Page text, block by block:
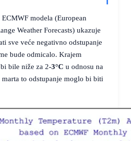
modela (European
Weather Forecasts) ukazuje
sve veće negativno odstupanje
bude odmicalo. Krajem
bile niže za 2-3°C u odnosu na
to odstupanje moglo bi biti